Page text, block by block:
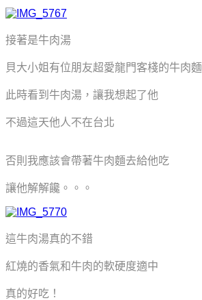
接著是牛肉湯
貝大小姐有位朋友超愛龍門客棧的牛肉麵
此時看到牛肉湯，讓我想起了他
不過這天他人不在台北
否則我應該會帶著牛肉麵去給他吃
讓他解解饞。。。
這牛肉湯真的不錯
紅燒的香氣和牛肉的軟硬度適中
真的好吃！